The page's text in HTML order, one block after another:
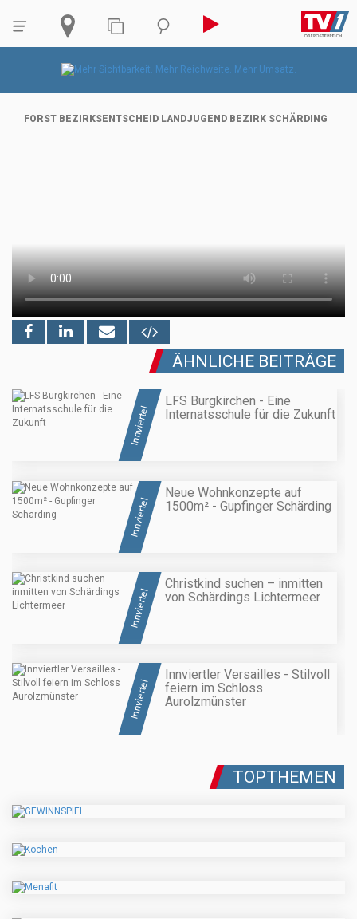
FORST BEZIRKSENTSCHEID LANDJUGEND BEZIRK SCHÄRDING
ÄHNLICHE BEITRÄGE
Innviertel
LFS Burgkirchen - Eine
Internatsschule für die Zukunft
Innviertel
Neue Wohnkonzepte auf
1500m² - Gupfinger Schärding
Innviertel
Christkind suchen – inmitten
von Schärdings Lichtermeer
Innviertel
Innviertler Versailles - Stilvoll
feiern im Schloss
Aurolzmünster
TOPTHEMEN